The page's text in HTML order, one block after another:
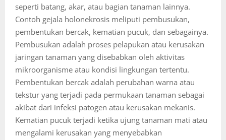
seperti batang, akar, atau bagian tanaman lainnya.
Contoh gejala holonekrosis meliputi pembusukan,
pembentukan bercak, kematian pucuk, dan sebagainya.
Pembusukan adalah proses pelapukan atau kerusakan
jaringan tanaman yang disebabkan oleh aktivitas
mikroorganisme atau kondisi lingkungan tertentu.
Pembentukan bercak adalah perubahan warna atau
tekstur yang terjadi pada permukaan tanaman sebagai
akibat dari infeksi patogen atau kerusakan mekanis.
Kematian pucuk terjadi ketika ujung tanaman mati atau
mengalami kerusakan yang menyebabkan